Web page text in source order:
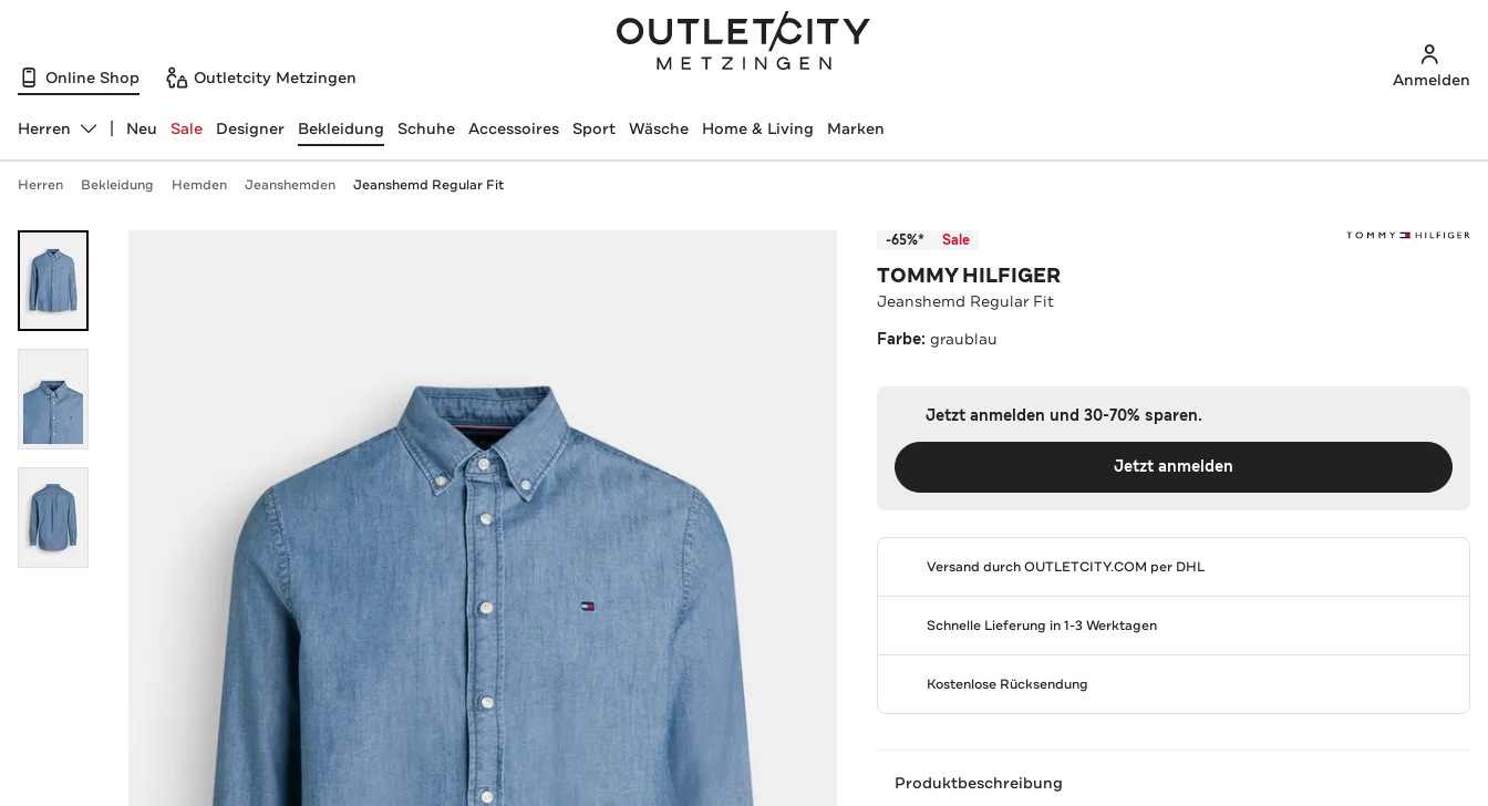
Online Shop Outletcity Metzingen Anmelden
Abteilung ändern, ausgewählt:
Herren Neu Sale Designer Bekleidung Schuhe Accessoires Sport Wäsche Home & Living Marken
Herren Bekleidung Hemden Jeanshemden Jeanshemd Regular Fit
-65%* Sale
TOMMY HILFIGER
Jeanshemd Regular Fit
Farbe:graublau
Jetzt anmelden und 30-70% sparen.
Jetzt anmelden
Versand durchOUTLETCITY.COM per DHL
Schnelle Lieferung in 1-3 Werktagen
Kostenlose Rücksendung
Produktbeschreibung